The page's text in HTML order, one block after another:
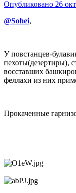
Опубликовано 26
@Sohei,
У повстанцев-
пехоты(дезертиры),
восставших
феллахи из них
Прокаченные